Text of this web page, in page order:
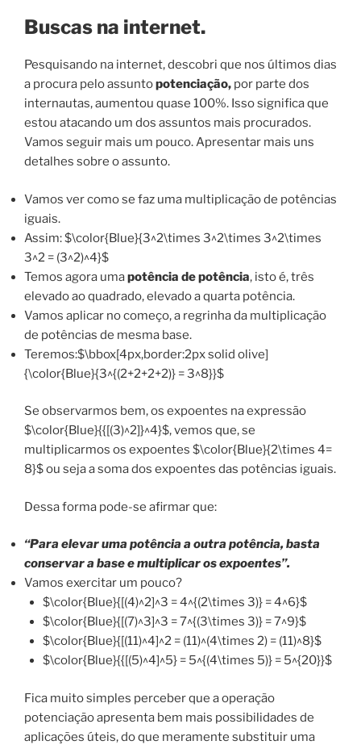
Buscas na internet.
Pesquisando na internet, descobri que nos últimos dias
a procura pelo assuntopotenciação, por parte dos
internautas, aumentou quase 100%. Isso significa que
estou atacando um dos assuntos mais procurados.
Vamos seguir mais um pouco. Apresentar mais uns
detalhes sobre o assunto.
Vamos ver como se faz uma multiplicação de potências
iguais.
Assim: $\color{Blue}{3^2\times 3^2\times 3^2\times
3^2 = (3^2)^4}$
Temos agora umapotência de potência, isto é, três
elevado ao quadrado, elevado a quarta potência.
Vamos aplicar no começo, a regrinha da multiplicação
de potências de mesma base.
Teremos:$\bbox[4px,border:2px solid olive]
{\color{Blue}{3^{(2+2+2+2)} = 3^8}}$
Se observarmos bem, os expoentes na expressão
$\color{Blue}{{[(3)^2]}^4}$, vemos que, se
multiplicarmos os expoentes $\color{Blue}{2\times 4=
8}$ ou seja a soma dos expoentes das potências iguais.
Dessa forma pode-se afirmar que:
“Para elevar uma potência a outra potência, basta
conservar a base e multiplicar os expoentes”.
Vamos exercitar um pouco?
$\color{Blue}{[(4)^2]^3 = 4^{(2\times 3)} = 4^6}$
$\color{Blue}{[(7)^3]^3 = 7^{(3\times 3)} = 7^9}$
$\color{Blue}{[(11)^4]^2 = (11)^(4\times 2) = (11)^8}$
$\color{Blue}{{[(5)^4]^5} = 5^{(4\times 5)} = 5^{20}}$
Fica muito simples perceber que a operação
potenciação apresenta bem mais possibilidades de
aplicações úteis, do que meramente substituir uma